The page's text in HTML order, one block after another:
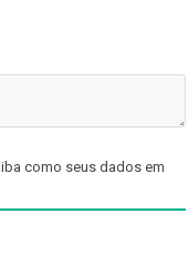
como seus dados em